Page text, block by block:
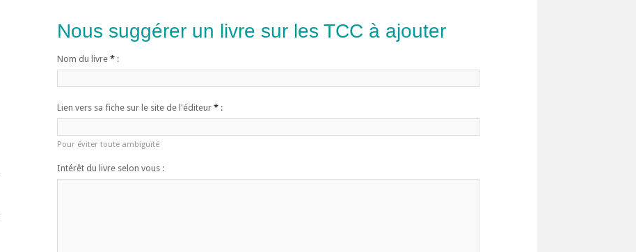
Nous suggérer un livre sur les TCC à ajouter
Nom du livre * :
Lien vers sa fiche sur le site de l'éditeur * :
Pour éviter toute ambiguïté
Intérêt du livre selon vous :